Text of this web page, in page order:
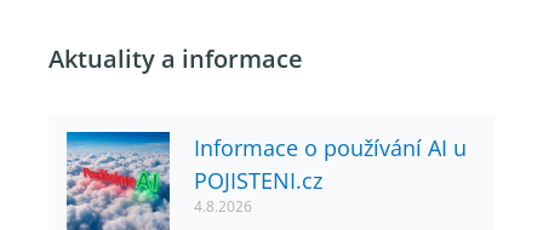
Aktuality a informace
Informace o používání AI u
POJISTENI.cz
4.8.2026